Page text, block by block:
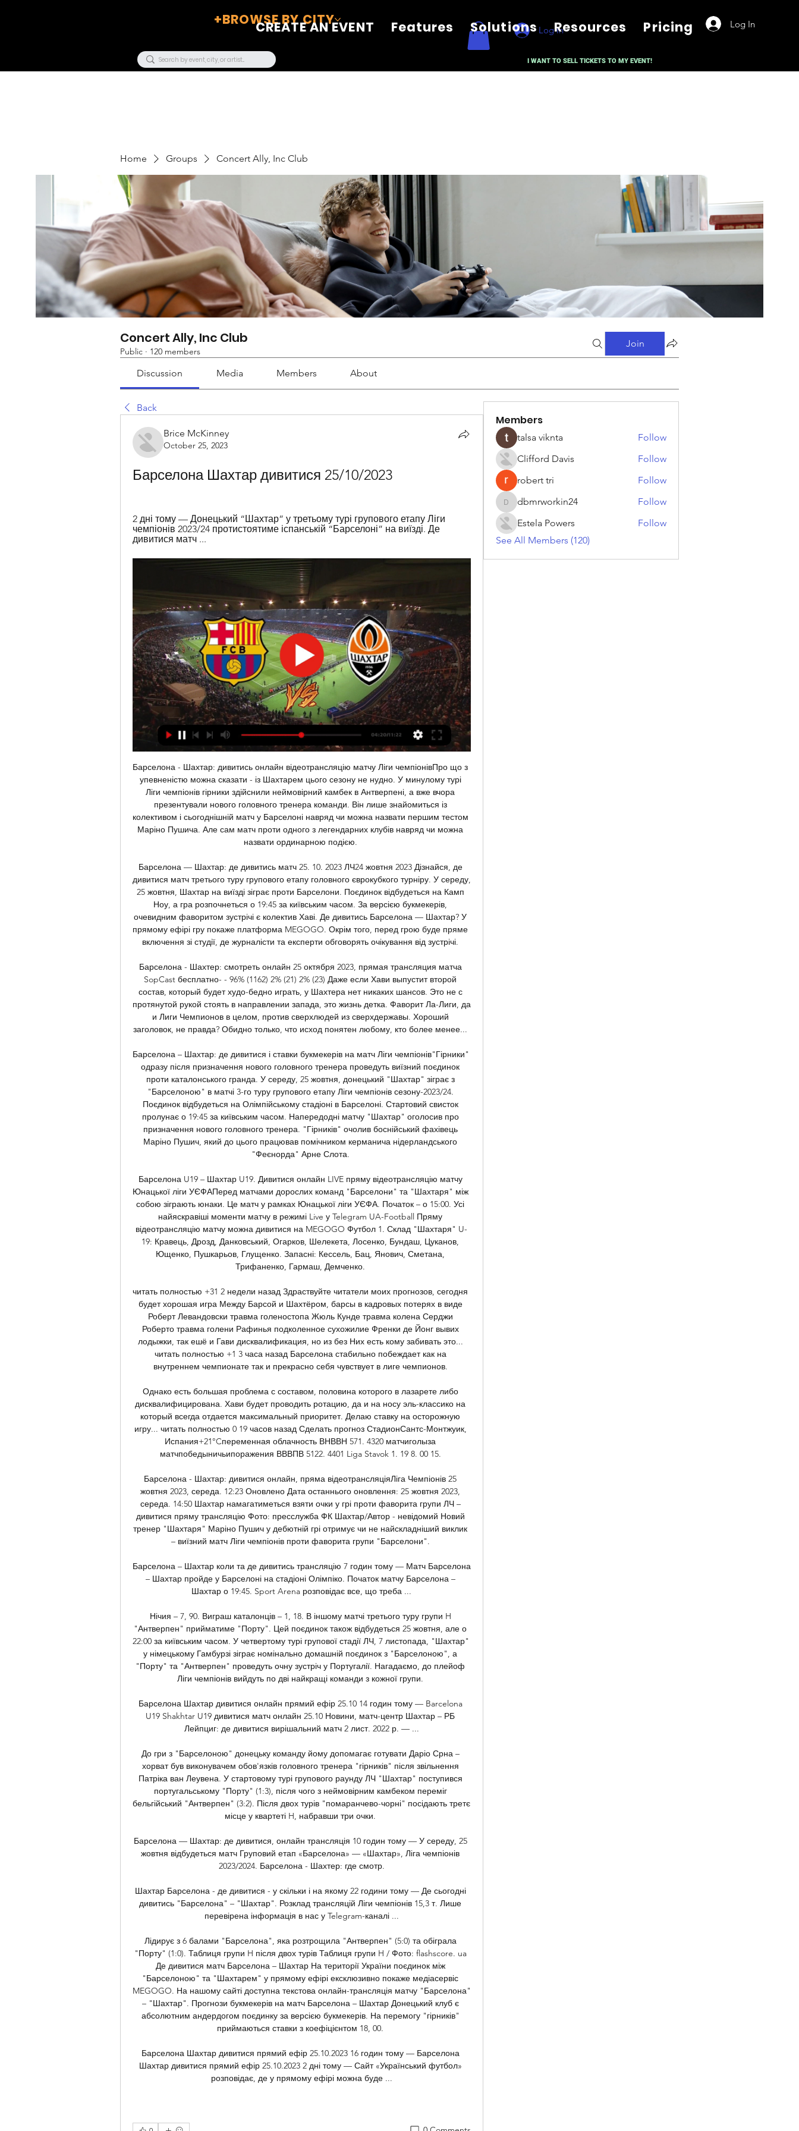
I WANT TO SELL TICKETS TO MY EVENT!
Log In
+BROWSE BY CITY
Log In
CREATE AN EVENT Features Solutions Resources Pricing
Home Groups Concert Ally, Inc Club
Concert Ally, Inc Club
Public · 120 members
Join
Discussion Media Members About
Back
Brice McKinney
October 25, 2023
Барселона Шахтар дивитися 25/10/2023
2 дні тому — Донецький “Шахтар” у третьому турі групового етапу Ліги
чемпіонів 2023/24 протистоятиме іспанській “Барселоні” на виїзді. Де
дивитися матч ...
Барселона - Шахтар: дивитись онлайн відеотрансляцію матчу Ліги чемпіонівПро що з
упевненістю можна сказати - із Шахтарем цього сезону не нудно. У минулому турі
Ліги чемпіонів гірники здійснили неймовірний камбек в Антверпені, а вже вчора
презентували нового головного тренера команди. Він лише знайомиться із
колективом і сьогоднішній матч у Барселоні навряд чи можна назвати першим тестом
Маріно Пушича. Але сам матч проти одного з легендарних клубів навряд чи можна
назвати ординарною подією.
Барселона — Шахтар: де дивитись матч 25. 10. 2023 ЛЧ24 жовтня 2023 Дізнайся, де
дивитися матч третього туру групового етапу головного єврокубкого турніру. У середу,
25 жовтня, Шахтар на виїзді зіграє проти Барселони. Поєдинок відбудеться на Камп
Ноу, а гра розпочнеться о 19:45 за київським часом. За версією букмекерів,
очевидним фаворитом зустрічі є колектив Хаві. Де дивитись Барселона — Шахтар? У
прямому ефірі гру покаже платформа MEGOGO. Окрім того, перед грою буде пряме
включення зі студії, де журналісти та експерти обговорять очікування від зустрічі.
Барселона - Шахтер: смотреть онлайн 25 октября 2023, прямая трансляция матча
SopCast бесплатно- - 96% (1162) 2% (21) 2% (23) Даже если Хави выпустит второй
состав, который будет худо-бедно играть, у Шахтера нет никаких шансов. Это не с
протянутой рукой стоять в направлении запада, это жизнь детка. Фаворит Ла-Лиги, да
и Лиги Чемпионов в целом, против сверхлюдей из сверхдержавы. Хороший
заголовок, не правда? Обидно только, что исход понятен любому, кто более менее...
Барселона – Шахтар: де дивитися і ставки букмекерів на матч Ліги чемпіонів"Гірники"
одразу після призначення нового головного тренера проведуть виїзний поєдинок
проти каталонського гранда. У середу, 25 жовтня, донецький "Шахтар" зіграє з
"Барселоною" в матчі 3-го туру групового етапу Ліги чемпіонів сезону-2023/24.
Поєдинок відбудеться на Олімпійському стадіоні в Барселоні. Стартовий свисток
пролунає о 19:45 за київським часом. Напередодні матчу "Шахтар" оголосив про
призначення нового головного тренера. "Гірників" очолив боснійський фахівець
Маріно Пушич, який до цього працював помічником керманича нідерландського
"Феєнорда" Арне Слота.
Барселона U19 – Шахтар U19. Дивитися онлайн LIVE пряму відеотрансляцію матчу
Юнацької ліги УЄФАПеред матчами дорослих команд "Барселони" та "Шахтаря" між
собою зіграють юнаки. Це матч у рамках Юнацької ліги УЄФА. Початок – о 15:00. Усі
найяскравіші моменти матчу в режимі Live у Telegram UA-Football Пряму
відеотрансляцію матчу можна дивитися на MEGOGO Футбол 1. Склад "Шахтаря" U-
19: Кравець, Дрозд, Данковський, Огарков, Шелекета, Лосенко, Бундаш, Цуканов,
Ющенко, Пушкарьов, Глущенко. Запасні: Кессель, Бац, Янович, Сметана,
Трифаненко, Гармаш, Демченко.
читать полностью +31 2 недели назад Здраствуйте читатели моих прогнозов, сегодня
будет хорошая игра Между Барсой и Шахтёром, барсы в кадровых потерях в виде
Роберт Левандовски травма голеностопа Жюль Кунде травма колена Серджи
Роберто травма голени Рафинья подколенное сухожилие Френки де Йонг вывих
лодыжки, так ешё и Гави дисквалификация, но из без Них есть кому забивать это...
читать полностью +1 3 часа назад Барселона стабильно побеждает как на
внутреннем чемпионате так и прекрасно себя чувствует в лиге чемпионов.
Однако есть большая проблема с составом, половина которого в лазарете либо
дисквалифицирована. Хави будет проводить ротацию, да и на носу эль-классико на
который всегда отдается максимальный приоритет. Делаю ставку на осторожную
игру... читать полностью 0 19 часов назад Сделать прогноз СтадионСантс-Монтжуик,
Испания+21°Cпеременная облачность ВНВВН 571. 4320 матчиголыза
матчпобедыничьипоражения ВВВПВ 5122. 4401 Liga Stavok 1. 19 8. 00 15.
Барселона - Шахтар: дивитися онлайн, пряма відеотрансляціяЛіга Чемпіонів 25
жовтня 2023, середа. 12:23 Оновлено Дата останнього оновлення: 25 жовтня 2023,
середа. 14:50 Шахтар намагатиметься взяти очки у грі проти фаворита групи ЛЧ –
дивитися пряму трансляцію Фото: пресслужба ФК Шахтар/Автор - невідомий Новий
тренер "Шахтаря" Маріно Пушич у дебютній грі отримує чи не найскладніший виклик
– виїзний матч Ліги чемпіонів проти фаворита групи "Барселони".
Барселона – Шахтар коли та де дивитись трансляцію 7 годин тому — Матч Барселона
– Шахтар пройде у Барселоні на стадіоні Олімпіко. Початок матчу Барселона –
Шахтар о 19:45. Sport Arena розповідає все, що треба ...
Нічия – 7, 90. Виграш каталонців – 1, 18. В іншому матчі третього туру групи H
"Антверпен" прийматиме "Порту". Цей поєдинок також відбудеться 25 жовтня, але о
22:00 за київським часом. У четвертому турі групової стадії ЛЧ, 7 листопада, "Шахтар"
у німецькому Гамбурзі зіграє номінально домашній поєдинок з "Барселоною", а
"Порту" та "Антверпен" проведуть очну зустріч у Португалії. Нагадаємо, до плейоф
Ліги чемпіонів вийдуть по дві найкращі команди з кожної групи.
Барселона Шахтар дивитися онлайн прямий ефір 25.10 14 годин тому — Barcelona
U19 Shakhtar U19 дивитися матч онлайн 25.10 Новини, матч-центр Шахтар – РБ
Лейпциг: де дивитися вирішальний матч 2 лист. 2022 р. — ...
До гри з "Барселоною" донецьку команду йому допомагає готувати Даріо Срна –
хорват був виконувачем обов'язків головного тренера "гірників" після звільнення
Патріка ван Леувена. У стартовому турі групового раунду ЛЧ "Шахтар" поступився
португальському "Порту" (1:3), після чого з неймовірним камбеком переміг
бельгійський "Антверпен" (3:2). Після двох турів "помаранчево-чорні" посідають третє
місце у квартеті H, набравши три очки.
Барселона — Шахтар: де дивитися, онлайн трансляція 10 годин тому — У середу, 25
жовтня відбудеться матч Груповий етап «Барселона» — «Шахтар», Ліга чемпіонів
2023/2024. Барселона - Шахтер: где смотр.
Шахтар Барселона - де дивитися - у скільки і на якому 22 години тому — Де сьогодні
дивитись "Барселона" – "Шахтар". Розклад трансляцій Ліги чемпіонів 15,3 т. Лише
перевірена інформація в нас у Telegram-каналі ...
Лідирує з 6 балами "Барселона", яка розтрощила "Антверпен" (5:0) та обіграла
"Порту" (1:0). Таблиця групи H після двох турів Таблиця групи H / Фото: flashscore. ua
Де дивитися матч Барселона – Шахтар На території України поєдинок між
"Барселоною" та "Шахтарем" у прямому ефірі ексклюзивно покаже медіасервіс
MEGOGO. На нашому сайті доступна текстова онлайн-трансляція матчу "Барселона"
– "Шахтар". Прогнози букмекерів на матч Барселона – Шахтар Донецький клуб є
абсолютним андердогом поєдинку за версією букмекерів. На перемогу "гірників"
приймаються ставки з коефіцієнтом 18, 00.
Барселона Шахтар дивитися прямий ефір 25.10.2023 16 годин тому — Барселона
Шахтар дивитися прямий ефір 25.10.2023 2 дні тому — Сайт «Український футбол»
розповідає, де у прямому ефірі можна буде ...
Members
talsa viknta
Follow
Clifford Davis
Follow
robert tri
Follow
dbmrworkin24
dbmrworkin24
Follow
Estela Powers
Follow
See All Members (120)